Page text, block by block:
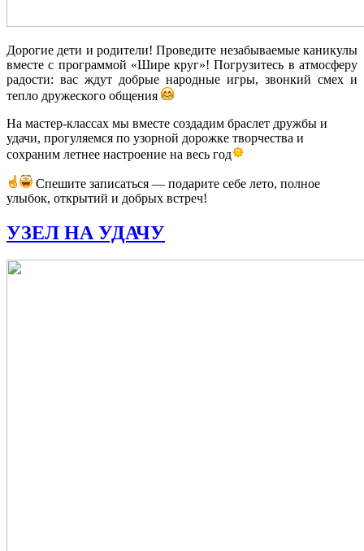
Дорогие дети и родители! Проведите незабываемые каникулы
вместе с программой «Шире круг»! Погрузитесь в атмосферу
радости: вас ждут добрые народные игры, звонкий смех и
тепло дружеского общения
На мастер‑классах мы вместе создадим браслет дружбы и
удачи, прогуляемся по узорной дорожке творчества и
сохраним летнее настроение на весь год
Спешите записаться — подарите себе лето, полное
улыбок, открытий и добрых встреч!
УЗЕЛ НА УДАЧУ